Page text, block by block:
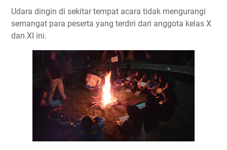
Udara dingin di sekitar tempat acara tidak mengurangi
semangat para peserta yang terdiri dari anggota kelas X
dan XI ini.